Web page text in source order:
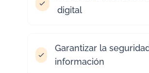
digital
Garantizar la
información